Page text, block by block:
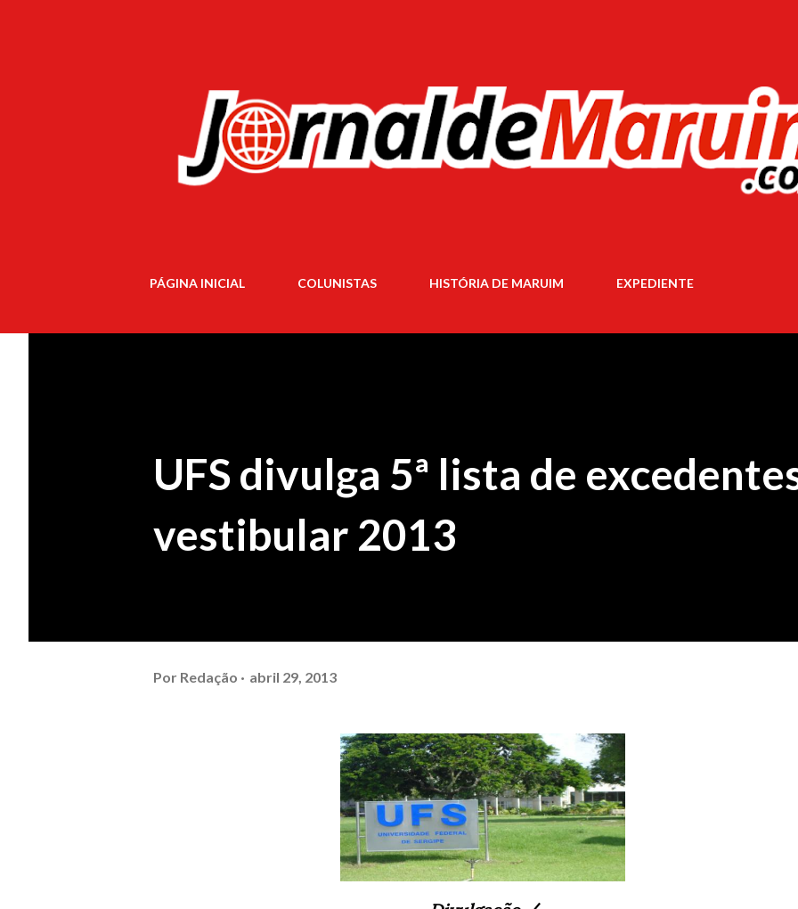
PÁGINA INICIAL COLUNISTAS HISTÓRIA DE MARUIM EXPEDIENTE
UFS divulga 5ª lista de
vestibular 2013
Por Redação abril 29, 2013